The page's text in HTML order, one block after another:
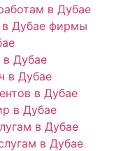
в Дубае
в Дубае фирмы
Дубае
в Дубае
в Дубае
в Дубае
в Дубае
в Дубае